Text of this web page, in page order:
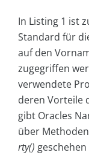
In Listing 1 ist
Standard für
auf den
zugegriffen
verwendete
deren Vorteile
gibt Oracles
über
rty() geschehen